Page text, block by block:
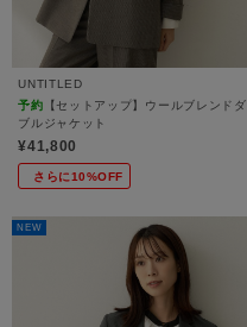
UNTITLED
予約 【セットアップ】ウールブレンドダ
ブルジャケット
¥41,800
さらに10%OFF
NEW